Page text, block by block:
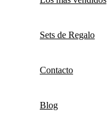
Sets de Regalo
Contacto
Blog